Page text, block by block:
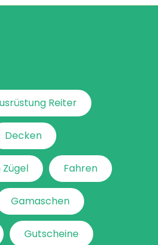
Reiter
Decken
Fahren
Gamaschen
Gutscheine